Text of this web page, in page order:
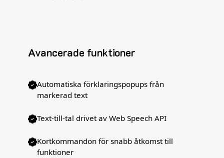
Avancerade funktioner
Automatiska förklaringspopups från
markerad text
Text-till-tal drivet av Web Speech API
Kortkommandon för snabb åtkomst till
funktioner